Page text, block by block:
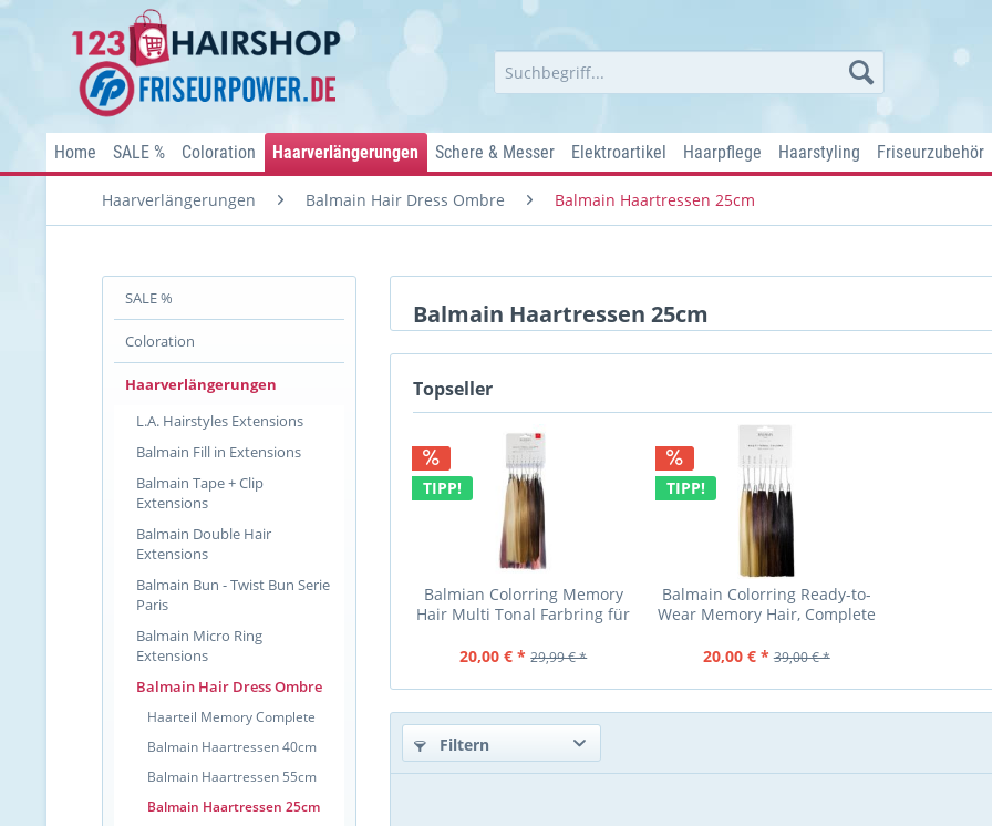
Home SALE % Coloration Haarverlängerungen Schere & Messer Elektroartikel Haarpflege Haarstyling Friseurzubehör
Haarverlängerungen Balmain Hair Dress Ombre Balmain Haartressen 25cm
SALE %
Coloration
Haarverlängerungen
L.A. Hairstyles Extensions
Balmain Fill in Extensions
Balmain Tape + Clip
Extensions
Balmain Double Hair
Extensions
Balmain Bun - Twist Bun Serie
Paris
Balmain Micro Ring
Extensions
Balmain Hair Dress Ombre
Haarteil Memory Complete
Balmain Haartressen 40cm
Balmain Haartressen 55cm
Balmain Haartressen 25cm
Balmain Haartressen 25cm
Topseller
TIPP!
Balmian Colorring Memory
Hair Multi Tonal Farbring für
20,00 € * 29,99 € *
TIPP!
Balmain Colorring Ready-to-
Wear Memory Hair, Complete
20,00 € * 39,00 € *
Filtern